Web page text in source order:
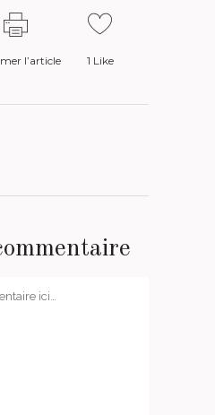
l’article 1 Like